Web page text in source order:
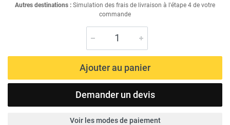
Autres destinations : Simulation des frais de livraison à l'étape 4 de votre
commande
Ajouter au panier
Demander un devis
Voir les modes de paiement